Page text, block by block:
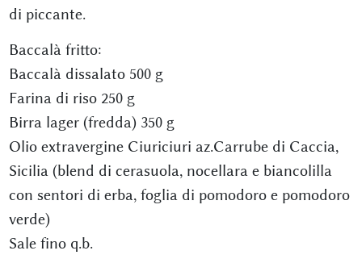
di piccante.
Baccalà fritto:
Baccalà dissalato 500 g
Farina di riso 250 g
Birra lager (fredda) 350 g
Olio extravergine Ciuriciuri az.Carrube di Caccia,
Sicilia (blend di cerasuola, nocellara e biancolilla
con sentori di erba, foglia di pomodoro e pomodoro
verde)
Sale fino q.b.